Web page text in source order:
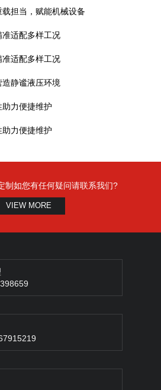
担当，赋能机械设备
适配多样工况
适配多样工况
静谧液压环境
力便捷维护
力便捷维护
制如您有任何疑问请联系我们?
VIEW MORE